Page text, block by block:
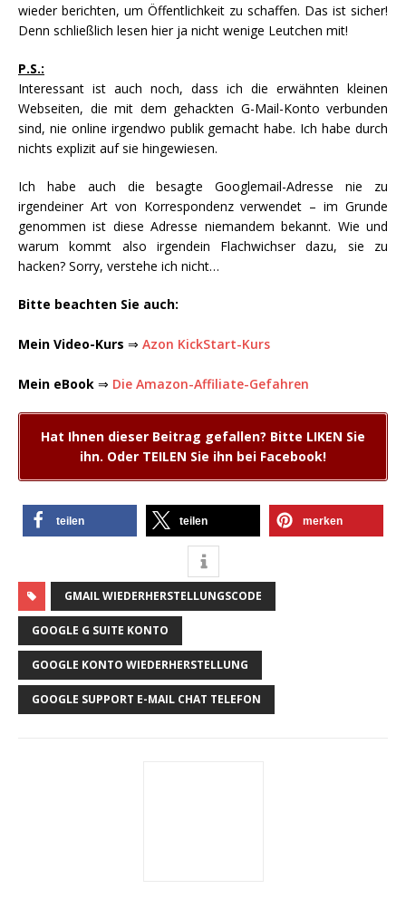
wieder berichten, um Öffentlichkeit zu schaffen. Das ist sicher!
Denn schließlich lesen hier ja nicht wenige Leutchen mit!
P.S.:
Interessant ist auch noch, dass ich die erwähnten kleinen
Webseiten, die mit dem gehackten G-Mail-Konto verbunden
sind, nie online irgendwo publik gemacht habe. Ich habe durch
nichts explizit auf sie hingewiesen.
Ich habe auch die besagte Googlemail-Adresse nie zu
irgendeiner Art von Korrespondenz verwendet – im Grunde
genommen ist diese Adresse niemandem bekannt. Wie und
warum kommt also irgendein Flachwichser dazu, sie zu
hacken? Sorry, verstehe ich nicht…
Bitte beachten Sie auch:
Mein Video-Kurs ⇒ Azon KickStart-Kurs
Mein eBook ⇒ Die Amazon-Affiliate-Gefahren
Hat Ihnen dieser Beitrag gefallen? Bitte LIKEN Sie
ihn. Oder TEILEN Sie ihn bei Facebook!
teilen teilen merken
GMAIL WIEDERHERSTELLUNGSCODE
GOOGLE G SUITE KONTO
GOOGLE KONTO WIEDERHERSTELLUNG
GOOGLE SUPPORT E-MAIL CHAT TELEFON